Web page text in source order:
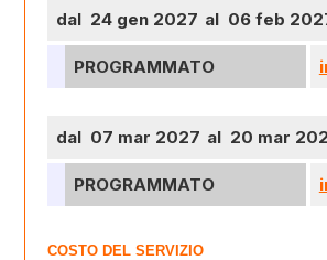
dal 24 gen 2027 al 06 feb
PROGRAMMATO
dal 07 mar 2027 al 20 mar
PROGRAMMATO
COSTO DEL SERVIZIO